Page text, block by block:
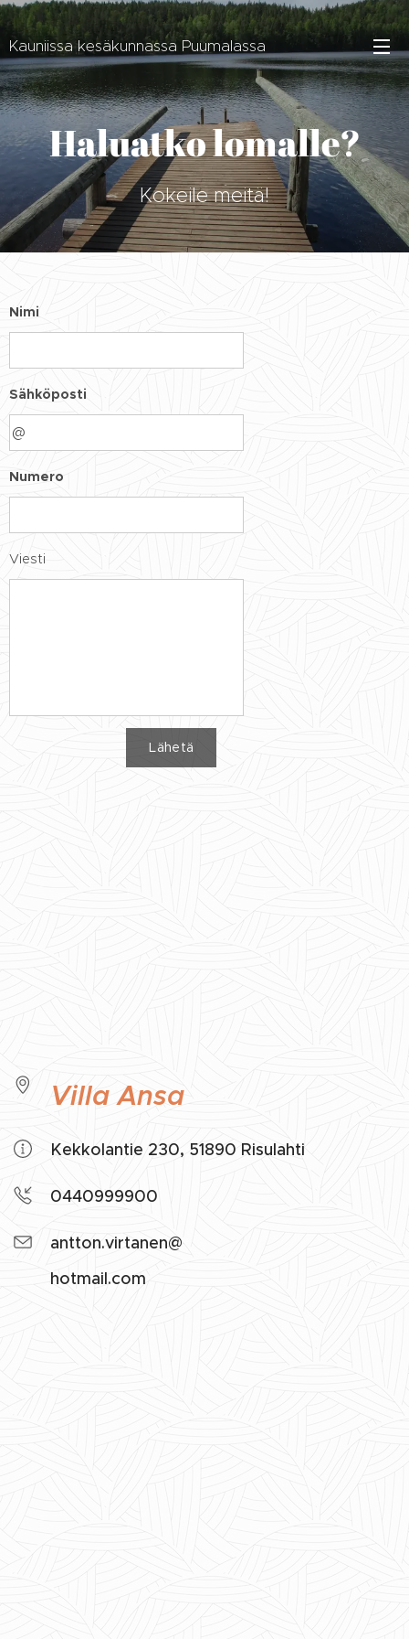
Kauniissa kesäkunnassa Puumalassa
Haluatko lomalle?
Kokeile meitä!
Nimi
Sähköposti
Numero
Viesti
Lähetä
Villa Ansa
Kekkolantie 230, 51890 Risulahti
0440999900
antton.virtanen@
hotmail.com